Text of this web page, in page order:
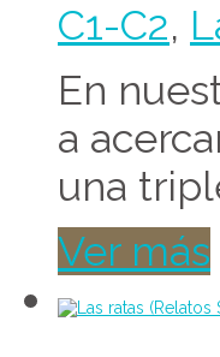
C1-C2,
En
a
una
Ver más